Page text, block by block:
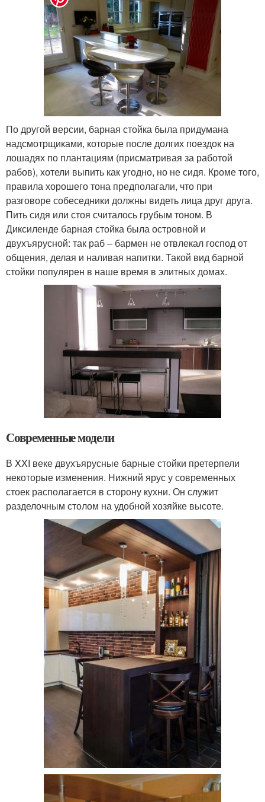
По другой версии, барная стойка была придумана
надсмотрщиками, которые после долгих поездок на
лошадях по плантациям (присматривая за работой
рабов), хотели выпить как угодно, но не сидя. Кроме того,
правила хорошего тона предполагали, что при
разговоре собеседники должны видеть лица друг друга.
Пить сидя или стоя считалось грубым тоном. В
Диксиленде барная стойка была островной и
двухъярусной: так раб – бармен не отвлекал господ от
общения, делая и наливая напитки. Такой вид барной
стойки популярен в наше время в элитных домах.
Современные модели
В XXI веке двухъярусные барные стойки претерпели
некоторые изменения. Нижний ярус у современных
стоек располагается в сторону кухни. Он служит
разделочным столом на удобной хозяйке высоте.